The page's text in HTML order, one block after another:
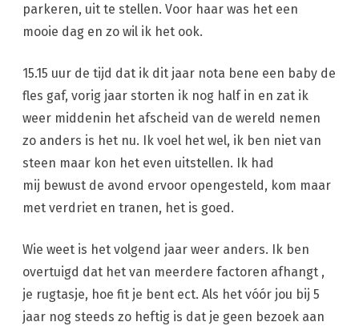
parkeren, uit te stellen. Voor haar was het een
mooie dag en zo wil ik het ook.
15.15 uur de tijd dat ik dit jaar nota bene een baby de
fles gaf, vorig jaar storten ik nog half in en zat ik
weer middenin het afscheid van de wereld nemen
zo anders is het nu. Ik voel het wel, ik ben niet van
steen maar kon het even uitstellen. Ik had
mij bewust de avond ervoor opengesteld, kom maar
met verdriet en tranen, het is goed.
Wie weet is het volgend jaar weer anders. Ik ben
overtuigd dat het van meerdere factoren afhangt ,
je rugtasje, hoe fit je bent ect. Als het vóór jou bij 5
jaar nog steeds zo heftig is dat je geen bezoek aan